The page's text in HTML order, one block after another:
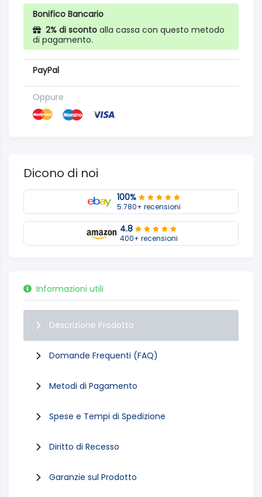
Bonifico Bancario
2% di sconto alla cassa con questo metodo
di pagamento.
PayPal
Oppure
Dicono di noi
100%
5.780+ recensioni
4.8
400+ recensioni
Informazioni utili
Descrizione Prodotto
Domande Frequenti (FAQ)
Metodi di Pagamento
Spese e Tempi di Spedizione
Diritto di Recesso
Garanzie sul Prodotto